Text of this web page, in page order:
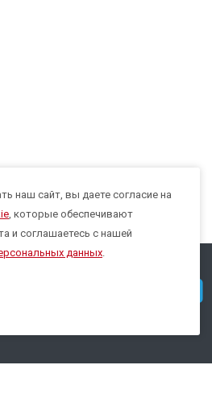
Max
наш сайт, вы даете согласие на
, которые обеспечивают
и соглашаетесь с нашей
данных.
права защищены.
контакты